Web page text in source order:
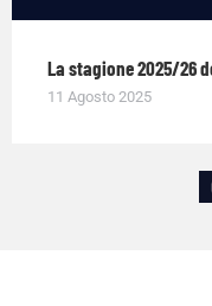
La stagione 2025/26
11 Agosto 2025